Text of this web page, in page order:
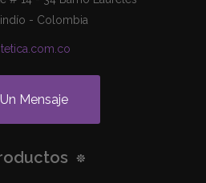
- Colombia
Un Mensaje